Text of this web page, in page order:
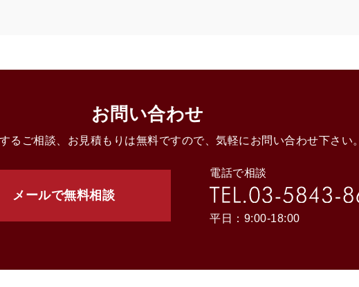
お問い合わせ
るご相談、お見積もりは無料ですので、気軽にお問い合わせ下さい。
メールで無料相談
電話で相談
平日：9:00-18:00